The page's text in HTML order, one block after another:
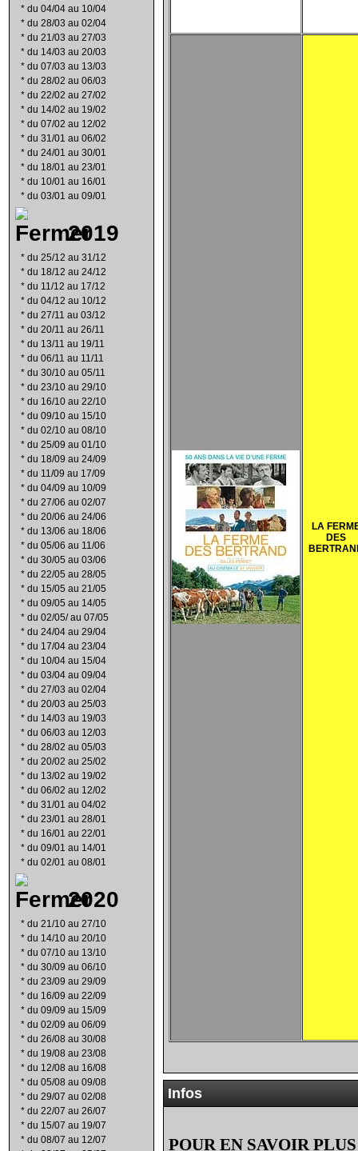
* du 04/04 au 10/04
* du 28/03 au 02/04
* du 21/03 au 27/03
* du 14/03 au 20/03
* du 07/03 au 13/03
* du 28/02 au 06/03
* du 22/02 au 27/02
* du 14/02 au 19/02
* du 07/02 au 12/02
* du 31/01 au 06/02
* du 24/01 au 30/01
* du 18/01 au 23/01
* du 10/01 au 16/01
* du 03/01 au 09/01
2019
* du 25/12 au 31/12
* du 18/12 au 24/12
* du 11/12 au 17/12
* du 04/12 au 10/12
* du 27/11 au 03/12
* du 20/11 au 26/11
* du 13/11 au 19/11
* du 06/11 au 11/11
* du 30/10 au 05/11
* du 23/10 au 29/10
* du 16/10 au 22/10
* du 09/10 au 15/10
* du 02/10 au 08/10
* du 25/09 au 01/10
* du 18/09 au 24/09
* du 11/09 au 17/09
* du 04/09 au 10/09
* du 27/06 au 02/07
* du 20/06 au 24/06
* du 13/06 au 18/06
* du 05/06 au 11/06
* du 30/05 au 03/06
* du 22/05 au 28/05
* du 15/05 au 21/05
* du 09/05 au 14/05
* du 02/05/ au 07/05
* du 24/04 au 29/04
* du 17/04 au 23/04
* du 10/04 au 15/04
* du 03/04 au 09/04
* du 27/03 au 02/04
* du 20/03 au 25/03
* du 14/03 au 19/03
* du 06/03 au 12/03
* du 28/02 au 05/03
* du 20/02 au 25/02
* du 13/02 au 19/02
* du 06/02 au 12/02
* du 31/01 au 04/02
* du 23/01 au 28/01
* du 16/01 au 22/01
* du 09/01 au 14/01
* du 02/01 au 08/01
2020
* du 21/10 au 27/10
* du 14/10 au 20/10
* du 07/10 au 13/10
* du 30/09 au 06/10
* du 23/09 au 29/09
* du 16/09 au 22/09
* du 09/09 au 15/09
* du 02/09 au 06/09
* du 26/08 au 30/08
* du 19/08 au 23/08
* du 12/08 au 16/08
* du 05/08 au 09/08
* du 29/07 au 02/08
* du 22/07 au 26/07
* du 15/07 au 19/07
* du 08/07 au 12/07
LA
DES
Infos
POUR EN SAVOIR